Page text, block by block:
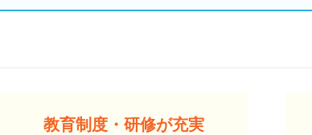
教育制度・研修が充実